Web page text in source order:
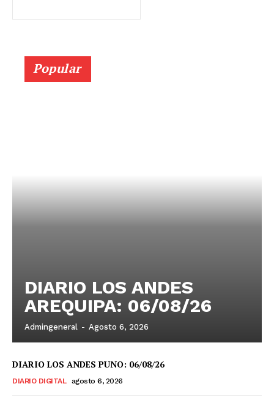
Popular
DIARIO LOS ANDES
AREQUIPA: 06/08/26
Admingeneral - Agosto 6, 2026
DIARIO LOS ANDES PUNO: 06/08/26
DIARIO DIGITAL agosto 6, 2026